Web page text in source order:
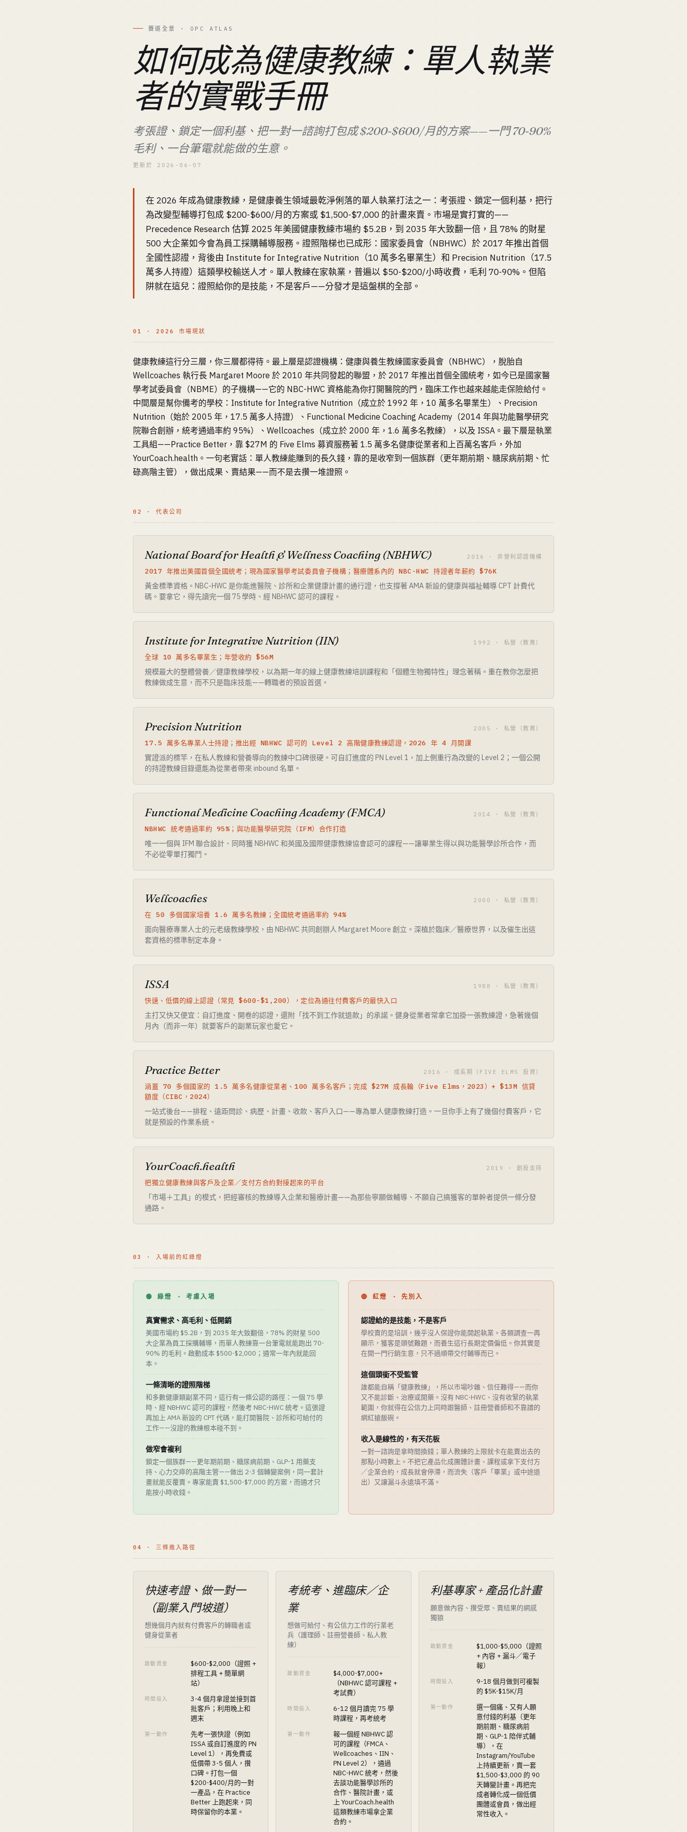
賽道全景 · OPC ATLAS
如何成為健康教練：單人執業
者的實戰手冊
考張證、鎖定一個利基、把一對一諮詢打包成 $200-$600/月的方案——一門 70-90%
毛利、一台筆電就能做的生意。
更新於 2026-06-07
在 2026 年成為健康教練，是健康養生領域最乾淨俐落的單人執業打法之一：考張證、鎖定一個利基，把行
為改變型輔導打包成 $200-$600/月的方案或 $1,500-$7,000 的計畫來賣。市場是實打實的——
Precedence Research 估算 2025 年美國健康教練市場約 $5.2B，到 2035 年大致翻一倍，且 78% 的財星
500 大企業如今會為員工採購輔導服務。證照階梯也已成形：國家委員會（NBHWC）於 2017 年推出首個
全國性認證，背後由 Institute for Integrative Nutrition（10 萬多名畢業生）和 Precision Nutrition（17.5
萬多人持證）這類學校輸送人才。單人教練在家執業，普遍以 $50-$200/小時收費，毛利 70-90%。但陷
阱就在這兒：證照給你的是技能，不是客戶——分發才是這盤棋的全部。
01 · 2026 市場現狀
健康教練這行分三層，你三層都得待。最上層是認證機構：健康與養生教練國家委員會（NBHWC），脫胎自
Wellcoaches 執行長 Margaret Moore 於 2010 年共同發起的聯盟，於 2017 年推出首個全國統考，如今已是國家醫
學考試委員會（NBME）的子機構——它的 NBC-HWC 資格能為你打開醫院的門，臨床工作也越來越能走保險給付。
中間層是幫你備考的學校：Institute for Integrative Nutrition（成立於 1992 年，10 萬多名畢業生）、Precision
Nutrition（始於 2005 年，17.5 萬多人持證）、Functional Medicine Coaching Academy（2014 年與功能醫學研究
院聯合創辦，統考通過率約 95%）、Wellcoaches（成立於 2000 年，1.6 萬多名教練），以及 ISSA。最下層是執業
工具組——Practice Better，靠 $27M 的 Five Elms 募資服務著 1.5 萬多名健康從業者和上百萬名客戶，外加
YourCoach.health。一句老實話：單人教練能賺到的長久錢，靠的是收窄到一個族群（更年期前期、糖尿病前期、忙
碌高階主管），做出成果、賣結果——而不是去攢一堆證照。
02 · 代表公司
National Board for Health & Wellness Coaching (NBHWC) 2016 · 非營利認證機構
2017 年推出美國首個全國統考；現為國家醫學考試委員會子機構；醫療體系內的 NBC-HWC 持證者年薪約 $76K
黃金標準資格。NBC-HWC 是你能進醫院、診所和企業健康計畫的通行證，也支撐著 AMA 新設的健康與福祉輔導 CPT 計費代
碼。要拿它，得先讀完一個 75 學時、經 NBHWC 認可的課程。
Institute for Integrative Nutrition (IIN) 1992 · 私營（教育）
全球 10 萬多名畢業生；年營收約 $56M
規模最大的整體營養／健康教練學校，以為期一年的線上健康教練培訓課程和「個體生物獨特性」理念著稱。重在教你怎麼把
教練做成生意，而不只是臨床技能——轉職者的預設首選。
Precision Nutrition 2005 · 私營（教育）
17.5 萬多名專業人士持證；推出經 NBHWC 認可的 Level 2 高階健康教練認證，2026 年 4 月開課
實證派的標竿，在私人教練和營養導向的教練中口碑很硬。可自訂進度的 PN Level 1，加上側重行為改變的 Level 2；一個公開
的持證教練目錄還能為從業者帶來 inbound 名單。
Functional Medicine Coaching Academy (FMCA) 2014 · 私營（教育）
NBHWC 統考通過率約 95%；與功能醫學研究院（IFM）合作打造
唯一一個與 IFM 聯合設計、同時獲 NBHWC 和英國及國際健康教練協會認可的課程——讓畢業生得以與功能醫學診所合作，而
不必從零單打獨鬥。
Wellcoaches 2000 · 私營（教育）
在 50 多個國家培養 1.6 萬多名教練；全國統考通過率約 94%
面向醫療專業人士的元老級教練學校，由 NBHWC 共同創辦人 Margaret Moore 創立。深植於臨床／醫療世界，以及催生出這
套資格的標準制定本身。
ISSA 1988 · 私營（教育）
快速、低價的線上認證（常見 $600-$1,200），定位為通往付費客戶的最快入口
主打又快又便宜：自訂進度、開卷的認證，還附「找不到工作就退款」的承諾。健身從業者常拿它加掛一張教練證，急著幾個
月內（而非一年）就要客戶的副業玩家也愛它。
Practice Better 2016 · 成長期（FIVE ELMS 投資）
涵蓋 70 多個國家的 1.5 萬多名健康從業者、100 萬多名客戶；完成 $27M 成長輪（Five Elms，2023）+ $13M 信貸
額度（CIBC，2024）
一站式後台——排程、遠距問診、病歷、計畫、收款、客戶入口——專為單人健康教練打造。一旦你手上有了幾個付費客戶，它
就是預設的作業系統。
YourCoach.health 2019 · 創投支持
把獨立健康教練與客戶及企業／支付方合約對接起來的平台
「市場＋工具」的模式，把經審核的教練導入企業和醫療計畫——為那些寧願做輔導、不願自己搞獲客的單幹者提供一條分發
通路。
03 · 入場前的紅綠燈
🟢 綠燈 · 考慮入場
真實需求、高毛利、低開銷
美國市場約 $5.2B，到 2035 年大致翻倍，78% 的財星 500
大企業為員工採購輔導，而單人教練靠一台筆電就能跑出 70-
90% 的毛利。啟動成本 $500-$2,000；通常一年內就能回
本。
一條清晰的證照階梯
和多數健康類副業不同，這行有一條公認的路徑：一個 75 學
時、經 NBHWC 認可的課程，然後考 NBC-HWC 統考。這張證
再加上 AMA 新設的 CPT 代碼，能打開醫院、診所和可給付的
工作——沒證的教練根本碰不到。
做窄會複利
鎖定一個族群——更年期前期、糖尿病前期、GLP-1 用藥支
持、心力交瘁的高階主管——做出 2-3 個轉變案例，同一套計
畫就能反覆賣。專家能賣 $1,500-$7,000 的方案，而通才只
能按小時收錢。
🔴 紅燈 · 先別入
認證給的是技能，不是客戶
學校賣的是培訓，幾乎沒人保證你能開起執業。各類調查一再
顯示，獲客是頭號難題，而養生這行長期定價偏低。你其實是
在開一門行銷生意，只不過順帶交付輔導而已。
這個頭銜不受監管
誰都能自稱「健康教練」，所以市場吵雜、信任難得——而你
又不能診斷、治療或開藥。沒有 NBC-HWC、沒有收緊的執業
範圍，你就得在公信力上同時跟醫師、註冊營養師和不靠譜的
網紅搶飯碗。
收入是線性的，有天花板
一對一諮詢是拿時間換錢；單人教練的上限就卡在能賣出去的
那點小時數上。不把它產品化成團體計畫、課程或拿下支付方
／企業合約，成長就會停滯，而流失（客戶「畢業」或中途退
出）又讓漏斗永遠填不滿。
04 · 三條進入路徑
快速考證、做一對一
（副業入門坡道）
想幾個月內就有付費客戶的轉職者或
健身從業者
啟動資金
$600-$2,000（證照 +
排程工具 + 簡單網
站）
時間投入
3-4 個月拿證並接到首
批客戶；利用晚上和
週末
第一動作
先考一張快證（例如
ISSA 或自訂進度的 PN
Level 1），再免費或
低價帶 3-5 個人，攢
口碑。打包一個
$200-$400/月的一對
一產品，在 Practice
Better 上跑起來，同
時保留你的本業。
考統考、進臨床／企
業
想做可給付、有公信力工作的行業老
兵（護理師、註冊營養師、私人教
練）
啟動資金
$4,000-$7,000+
（NBHWC 認可課程 +
考試費）
時間投入
6-12 個月讀完 75 學
時課程，再考統考
第一動作
報一個經 NBHWC 認
可的課程（FMCA、
Wellcoaches、IIN、
PN Level 2），通過
NBC-HWC 統考，然後
去談功能醫學診所的
合作、醫院計畫，或
上 YourCoach.health
這類教練市場拿企業
合約。
利基專家 + 產品化計畫
願意做內容、攢受眾、賣結果的網感
獨狼
啟動資金
$1,000-$5,000（證照
+ 內容 + 漏斗／電子
報）
時間投入
9-18 個月做到可複製
的 $5K-$15K/月
第一動作
選一個痛、又有人願
意付錢的利基（更年
期前期、糖尿病前
期、GLP-1 陪伴式輔
導），在
Instagram/YouTube
上持續更新，賣一套
$1,500-$3,000 的 90
天轉變計畫。再把完
成者轉化成一個低價
團體或會員，做出經
常性收入。